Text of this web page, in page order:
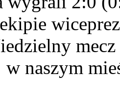
naszym